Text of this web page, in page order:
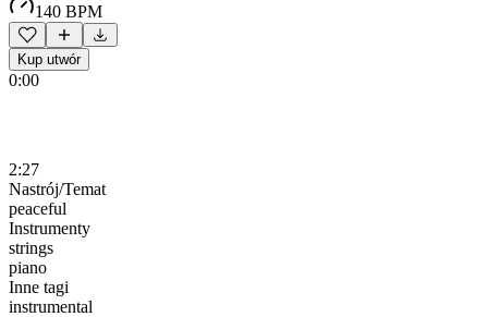
140 BPM
Kup utwór
0:00
2:27
Nastrój/Temat
peaceful
Instrumenty
strings
piano
Inne tagi
instrumental